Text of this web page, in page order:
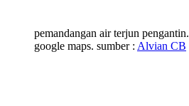
pemandangan air terjun pengantin.
google maps. sumber : Alvian CB